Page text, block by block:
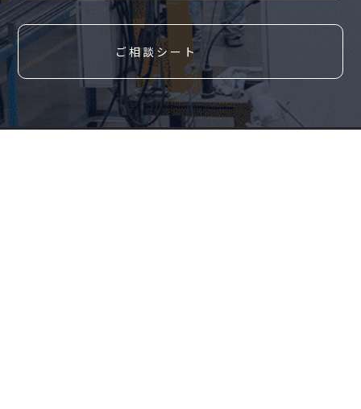
ご相談シート